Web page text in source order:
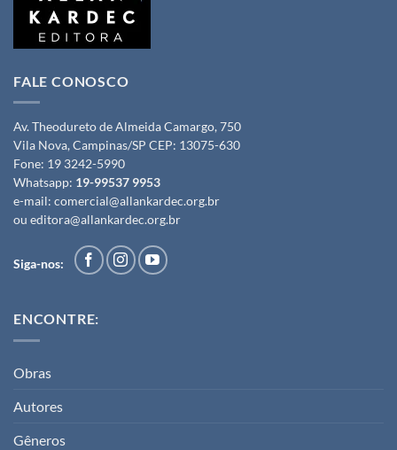
FALE CONOSCO
Av. Theodureto de Almeida Camargo, 750
Vila Nova, Campinas/SP CEP: 13075-630
Fone: 19 3242-5990
Whatsapp: 19-99537 9953
e-mail: comercial@allankardec.org.br
ou editora@allankardec.org.br
Siga-nos:
ENCONTRE:
Obras
Autores
Gêneros